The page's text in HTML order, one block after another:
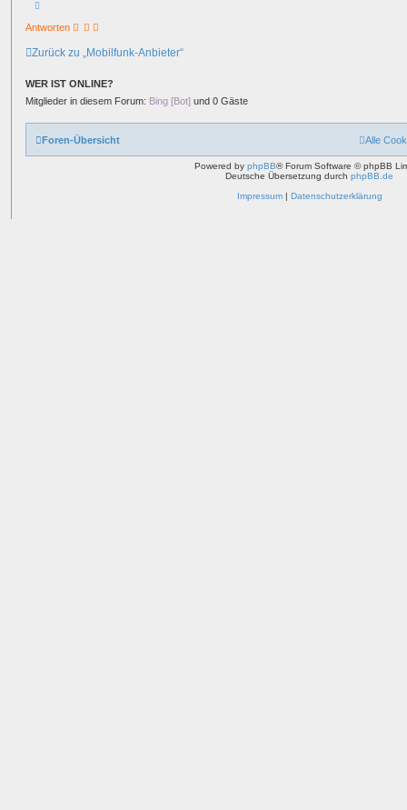
h
b
Antworten
Zurück zu „Mobilfunk-Anbieter“
WER IST ONLINE?
Mitglieder in diesem Forum: Bing [Bot] und 0 Gäste
Foren-Übersicht Alle
Powered by phpBB® Forum Software © phpBB
Deutsche Übersetzung durch phpBB.de
Impressum| Datenschutzerklärung